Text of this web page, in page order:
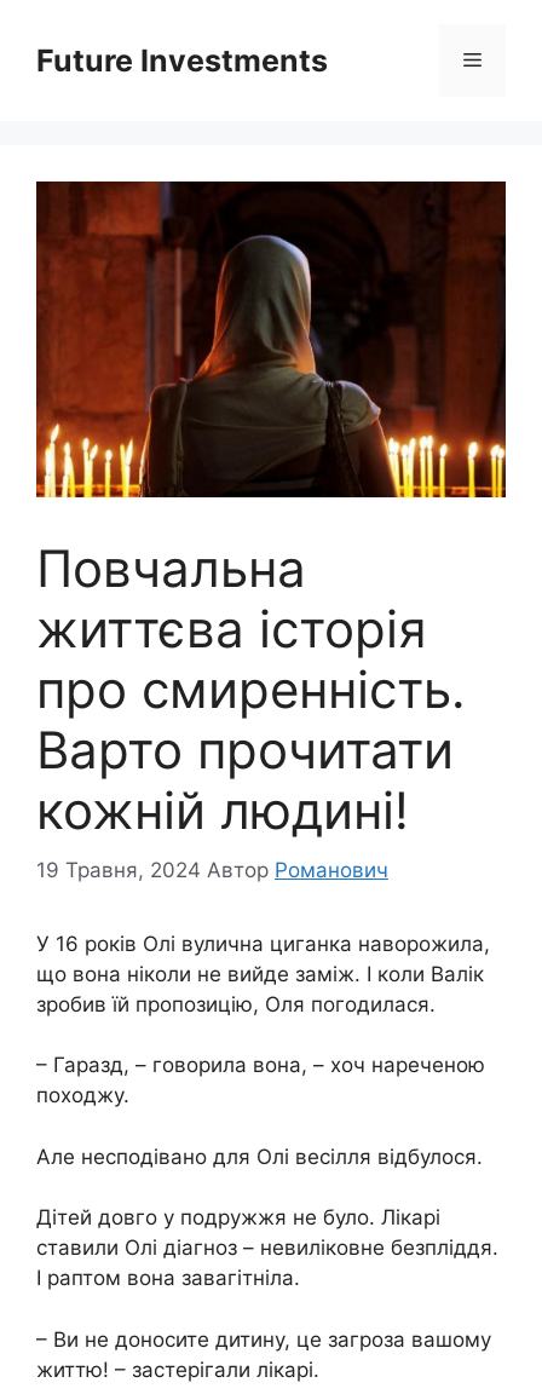
вмістуFuture Investments Меню
Повчальна
життєва історія
про смиренність.
Варто прочитати
кожній людині!
19 Травня, 2024 Автор Романович
У 16 років Олі вулична циганка наворожила,
що вона ніколи не вийде заміж. І коли Валік
зробив їй пропозицію, Оля погодилася.
– Гаразд, – говорила вона, – хоч нареченою
походжу.
Але несподівано для Олі весілля відбулося.
Дітей довго у подружжя не було. Лікарі
ставили Олі діагноз – невиліковне безпліддя.
І раптом вона завагітніла.
– Ви не доносите дитину, це загроза вашому
життю! – застерігали лікарі.